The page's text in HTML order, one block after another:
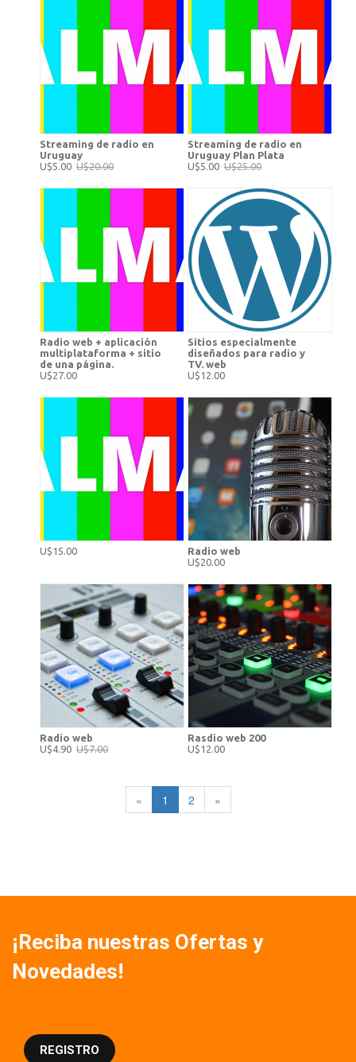
Streaming de radio en
Uruguay
U$5.00 U$20.00
Streaming de radio en
Uruguay Plan Plata
U$5.00 U$25.00
Radio web + aplicación
multiplataforma + sitio
de una página.
U$27.00
Sitios especialmente
diseñados para radio y
TV. web
U$12.00
U$15.00
Radio web
U$20.00
Radio web
U$4.90 U$7.00
Rasdio web 200
U$12.00
« 1 2 »
¡Reciba nuestras Ofertas y
Novedades!
REGISTRO